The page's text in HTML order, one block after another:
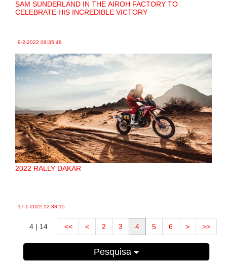
SAM SUNDERLAND IN THE AIROH FACTORY TO
CELEBRATE HIS INCREDIBLE VICTORY
9-2-2022 09:35:48
2022 RALLY DAKAR
17-1-2022 12:38:15
4 | 14 << < 2 3 4 5 6 > >>
Pesquisa